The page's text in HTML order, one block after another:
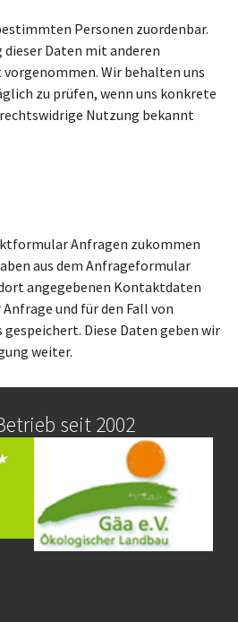
Personen zuordenbar.
Daten mit anderen
Wir behalten uns
zu prüfen, wenn uns konkrete
Nutzung bekannt
Anfragen zukommen
aus dem Anfrageformular
angegebenen Kontaktdaten
und für den Fall von
Diese Daten geben wir
weiter.
seit 2002